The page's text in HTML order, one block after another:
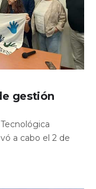
gestión
a cabo el 2 de